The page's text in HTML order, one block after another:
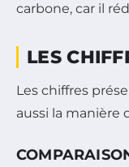
carbone, car il
LES
Les chiffres
aussi la